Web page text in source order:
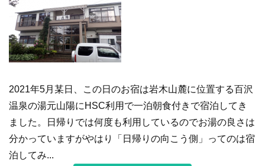
2021年5月某日、この日のお宿は岩木山麓に位置する百沢
温泉の湯元山陽にHSC利用で一泊朝食付きで宿泊してき
ました。日帰りでは何度も利用しているのでお湯の良さは
分かっていますがやはり「日帰りの向こう側」ってのは宿
泊してみ...